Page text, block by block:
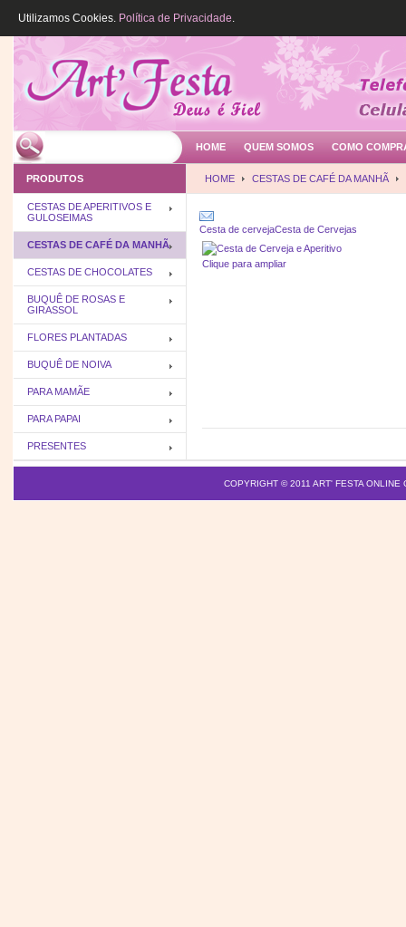
HOME QUEM SOMOS COMO
HOME CESTAS DE CAFÉ DA MANHÃ
Cesta de cervejaCesta de Cervejas
Clique para ampliar
PRODUTOS
CESTAS DE APERITIVOS E
GULOSEIMAS
CESTAS DE CAFÉ DA MANHÃ
CESTAS DE CHOCOLATES
BUQUÊ DE ROSAS E
GIRASSOL
FLORES PLANTADAS
BUQUÊ DE NOIVA
PARA MAMÃE
PARA PAPAI
PRESENTES
COPYRIGHT © 2011 ART' FESTA ONLINE
Utilizamos Cookies. Política de Privacidade.